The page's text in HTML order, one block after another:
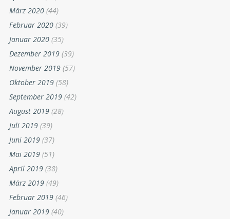
März 2020 (44)
Februar 2020 (39)
Januar 2020 (35)
Dezember 2019 (39)
November 2019 (57)
Oktober 2019 (58)
September 2019 (42)
August 2019 (28)
Juli 2019 (39)
Juni 2019 (37)
Mai 2019 (51)
April 2019 (38)
März 2019 (49)
Februar 2019 (46)
Januar 2019 (40)